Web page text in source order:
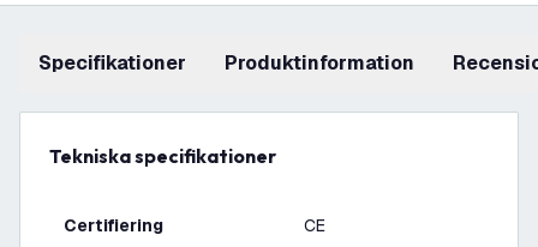
Specifikationer produktinformation
Tekniska specifikationer
Certifiering CE